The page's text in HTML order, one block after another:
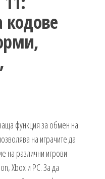
кодове
функция за обмен на
на играчите да
на различни игрови
Xbox и PC. За да